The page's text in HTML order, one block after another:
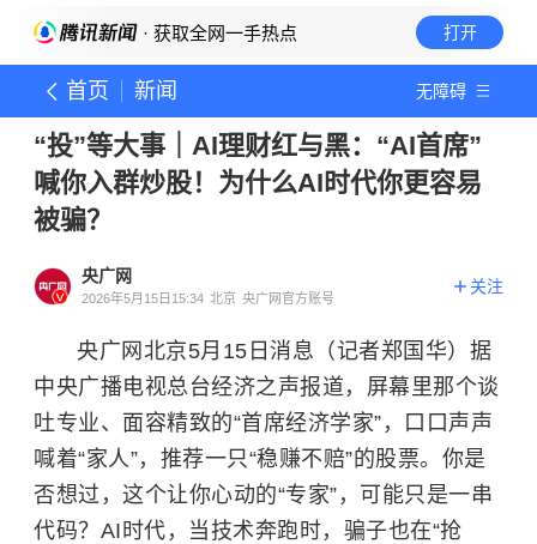
· 获取全网一手热点 打开
首页 新闻 无障碍
“投”等大事｜AI理财红与黑：“AI首席”
喊你入群炒股！为什么AI时代你更容易
被骗？
央广网
2026年5月15日15:34 北京 央广网官方账号
关注
央广网北京5月15日消息（记者郑国华）据
中央广播电视总台经济之声报道，屏幕里那个谈
吐专业、面容精致的“首席经济学家”，口口声声
喊着“家人”，推荐一只“稳赚不赔”的股票。你是
否想过，这个让你心动的“专家”，可能只是一串
代码？AI时代，当技术奔跑时，骗子也在“抢